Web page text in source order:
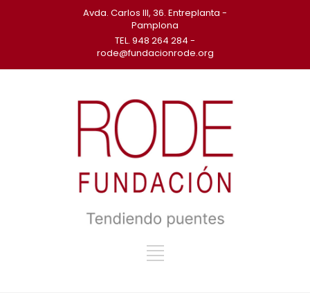
Avda. Carlos III, 36. Entreplanta -
Pamplona
TEL. 948 264 284 -
rode@fundacionrode.org